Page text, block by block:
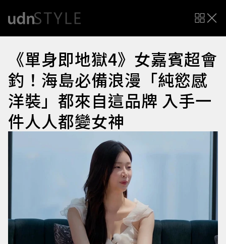
《單身即地獄4》女嘉賓超會
釣！海島必備浪漫「純慾感
洋裝」都來自這品牌 入手一
件人人都變女神